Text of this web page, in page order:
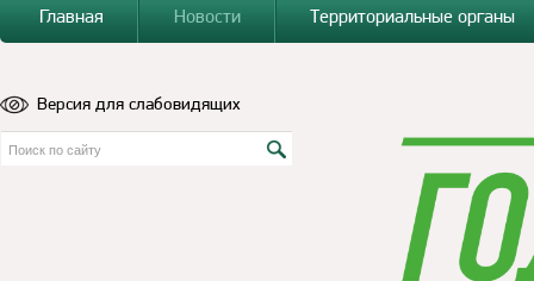
Главная
Новости Территориальные органы
Версия для слабовидящих